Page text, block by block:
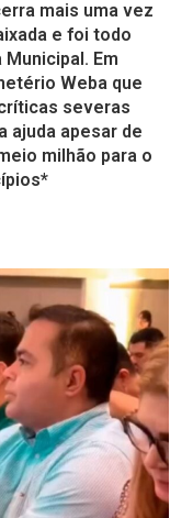
mais uma vez
e foi todo
Em
Weba que
severas
ajuda apesar de
milhão para o